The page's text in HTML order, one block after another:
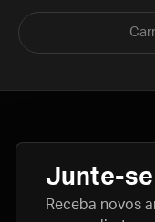
Junte-se
Receba novos